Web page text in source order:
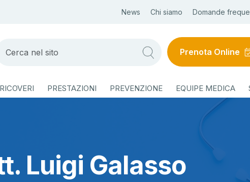
News Chi siamo Domande
Prenota Online
PRESTAZIONI PREVENZIONE EQUIPE MEDICA
Luigi Galasso